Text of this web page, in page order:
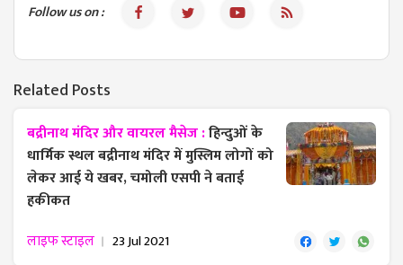
Follow us on :
Related Posts
बद्रीनाथ मंदिर और वायरल मैसेज :हिन्दुओं के
धार्मिक स्थल बद्रीनाथ मंदिर में मुस्लिम लोगों को
लेकर आई ये खबर, चमोली एसपी ने बताई
हकीकत
लाइफ स्टाइल 23 Jul 2021